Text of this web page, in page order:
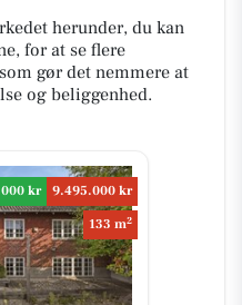
herunder, du kan
for at se flere
gør det nemmere at
og beliggenhed.
kr
9.495.000 kr
133 m2